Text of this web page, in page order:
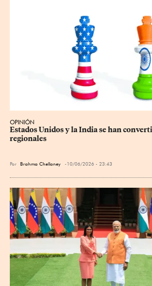
OPINIÓN
Estados Unidos y la India se han
regionales
Por Brahma Chellaney 10/06/2026 - 23:43